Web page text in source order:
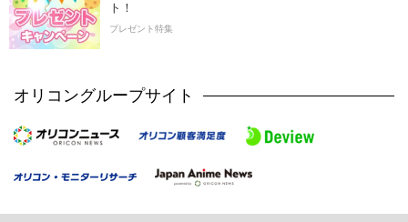
ト！
プレゼント特集
オリコングループサイト